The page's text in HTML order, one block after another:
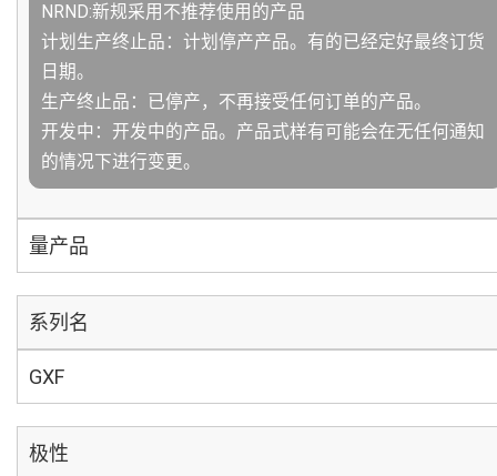
NRND:新规采用不推荐使用的产品
计划生产终止品：计划停产产品。有的已经定好最终订货
日期。
生产终止品：已停产，不再接受任何订单的产品。
开发中：开发中的产品。产品式样有可能会在无任何通知
的情况下进行变更。
量产品
系列名
GXF
极性